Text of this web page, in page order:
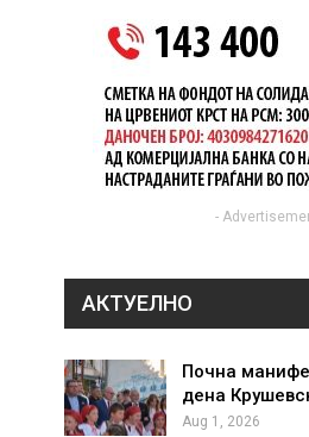
-
АКТУЕЛНО
Почна
дена
Aug 1, 2026